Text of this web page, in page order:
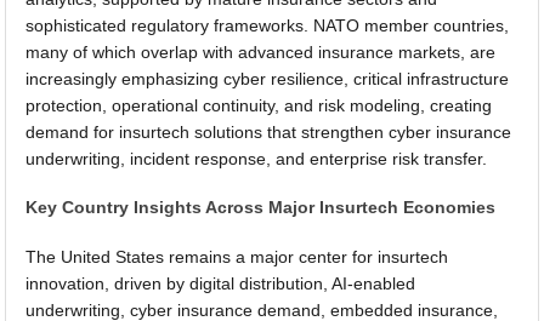
sophisticated regulatory frameworks. NATO member countries,
many of which overlap with advanced insurance markets, are
increasingly emphasizing cyber resilience, critical infrastructure
protection, operational continuity, and risk modeling, creating
demand for insurtech solutions that strengthen cyber insurance
underwriting, incident response, and enterprise risk transfer.
Key Country Insights Across Major Insurtech Economies
The United States remains a major center for insurtech
innovation, driven by digital distribution, AI-enabled
underwriting, cyber insurance demand, embedded insurance,